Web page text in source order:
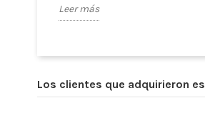
Leer más
Los clientes que adquirieron